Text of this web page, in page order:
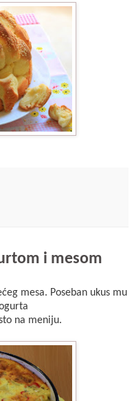
i mesom
mesa. Poseban ukus mu
na meniju.